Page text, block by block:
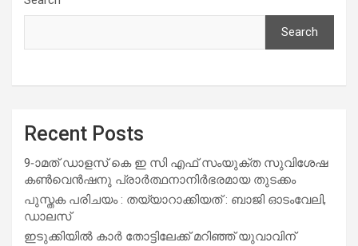
Search
Recent Posts
9-ാമത് ഡാളസ് കെ ഇ സി എഫ് സംയുക്ത സുവിശേഷ
കൺവെൻഷനു പ്രാർത്ഥനാനിർഭരമായ തുടക്കം
പുസ്തക പരിചയം : തയ്യാറാക്കിയത് : ബാജി ഓടംവേലി,
ഡാലസ്
ഇടുക്കിയിൽ കാർ തോട്ടിലേക്ക് മറിഞ്ഞ് യുവാവിന്